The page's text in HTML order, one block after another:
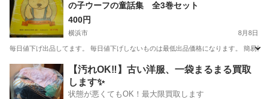
の子ウーフの童話集 全3巻セット
400円
横浜市 8月8日
毎日値下げ出品してます。 毎日値下げしないものは最低出品価格になります。 簡易
神奈川 横浜市 絵本 くまの子ウーフ
【汚れOK‼️】古い洋服、一袋まるまる買取
します✨
状態が悪くてもOK！最大限買取します